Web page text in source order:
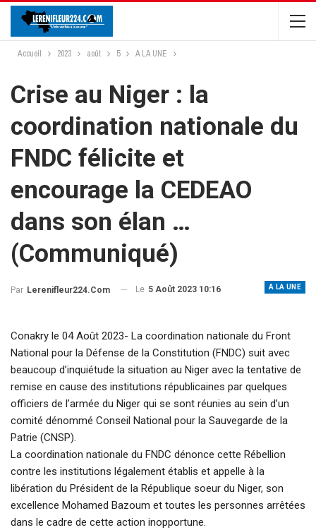
Accueil 2023 août 5 A LA UNE
Crise au Niger : la
coordination nationale du
FNDC félicite et
encourage la CEDEAO
dans son élan …
(Communiqué)
A LA UNE
Par Lerenifleur224.com Le 5 Août 2023 10:16
Conakry le 04 Août 2023- La coordination nationale du Front
National pour la Défense de la Constitution (FNDC) suit avec
beaucoup d’inquiétude la situation au Niger avec la tentative de
remise en cause des institutions républicaines par quelques
officiers de l’armée du Niger qui se sont réunies au sein d’un
comité dénommé Conseil National pour la Sauvegarde de la
Patrie (CNSP).
La coordination nationale du FNDC dénonce cette Rébellion
contre les institutions légalement établis et appelle à la
libération du Président de la République soeur du Niger, son
excellence Mohamed Bazoum et toutes les personnes arrêtées
dans le cadre de cette action inopportune.